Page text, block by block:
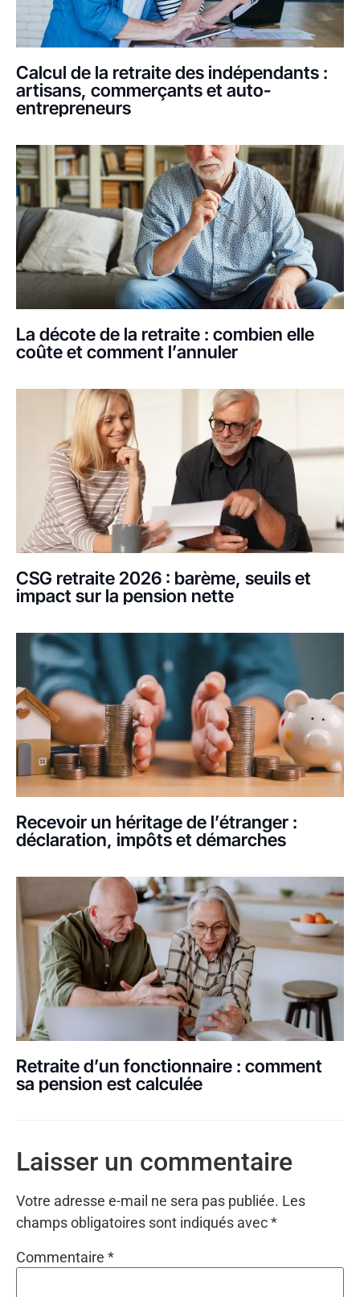
Calcul de la retraite des indépendants :
artisans, commerçants et auto-
entrepreneurs
La décote de la retraite : combien elle
coûte et comment l’annuler
CSG retraite 2026 : barème, seuils et
impact sur la pension nette
Recevoir un héritage de l’étranger :
déclaration, impôts et démarches
Retraite d’un fonctionnaire : comment
sa pension est calculée
Laisser un commentaire
Votre adresse e-mail ne sera pas publiée. Les
champs obligatoires sont indiqués avec*
Commentaire *